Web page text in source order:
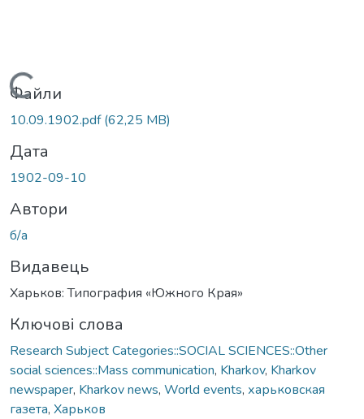
Вантажиться...
Файли
10.09.1902.pdf(62,25 MB)
Дата
1902-09-10
Автори
б/а
Видавець
Харьков: Типография «Южного Края»
Ключові слова
Research Subject Categories::SOCIAL SCIENCES::Other
social sciences::Mass communication, Kharkov, Kharkov
newspaper, Kharkov news, World events, харьковская
газета, Харьков